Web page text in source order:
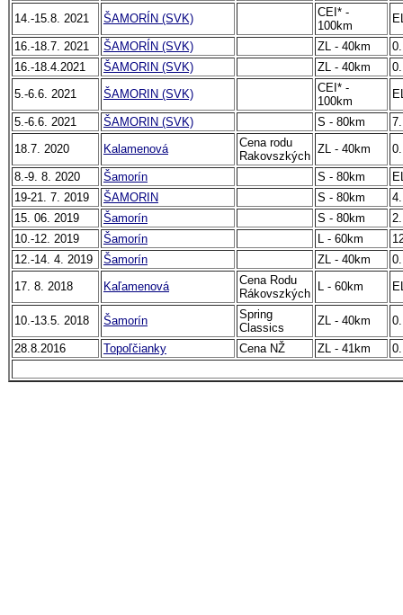
14.-15.8. 2021 ŠAMORÍN (SVK)
CEI* -
100km
16.-18.7. 2021 ŠAMORÍN (SVK) ZL - 40km
0.
16.-18.4.2021
ŠAMORIN (SVK) ZL - 40km
0.
5.-6.6. 2021
ŠAMORIN (SVK)
CEI* -
100km
5.-6.6. 2021 ŠAMORIN (SVK) S - 80km
7.
18.7. 2020
Kalamenová
Cena rodu
Rakovszkých
ZL - 40km 0.
8.-9. 8. 2020 Šamorín S - 80km
19-21. 7. 2019
ŠAMORIN S - 80km
4.
15. 06. 2019
Šamorín S - 80km
2.
10.-12. 2019
Šamorín L - 60km
12.-14. 4. 2019
Šamorín ZL - 40km
0.
17. 8. 2018
Kaľamenová
Cena Rodu
Rákovszkých
L - 60km
10.-13.5. 2018 Šamorín
Spring
Classics
ZL - 40km 0.
28.8.2016 Topoľčianky Cena NŽ ZL - 41km 0.